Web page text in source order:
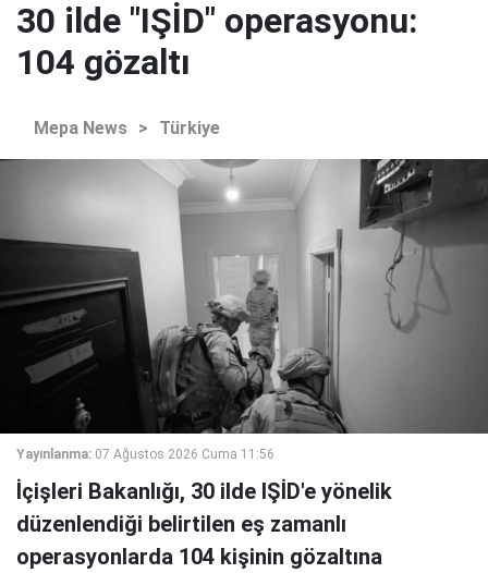
30 ilde "IŞİD" operasyonu:
104 gözaltı
Mepa News > Türkiye
Yayınlanma: 07 Ağustos 2026 Cuma 11:56
İçişleri Bakanlığı, 30 ilde IŞİD'e yönelik
düzenlendiği belirtilen eş zamanlı
operasyonlarda 104 kişinin gözaltına